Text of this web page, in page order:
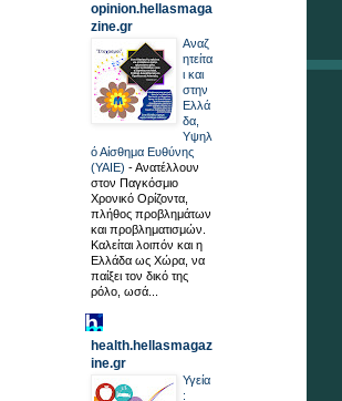
opinion.hellasmaga
zine.gr
Αναζ
ητείτα
ι και
στην
Ελλά
δα,
Υψηλ
ό Αίσθημα Ευθύνης
(ΥΑΙΕ) -Ανατέλλουν
στον Παγκόσμιο
Χρονικό Ορίζοντα,
πλήθος προβλημάτων
και προβληματισμών.
Καλείται λοιπόν και η
Ελλάδα ως Χώρα, να
παίξει τον δικό της
ρόλο, ωσά...
health.hellasmagaz
ine.gr
Υγεία
: